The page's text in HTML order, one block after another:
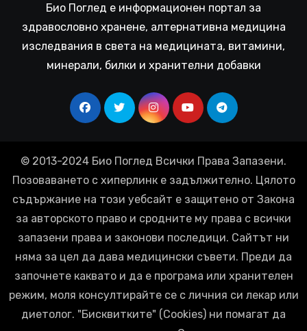
Био Поглед е информационен портал за
здравословно хранене, алтернативна медицина
изследвания в света на медицината, витамини,
минерали, билки и хранителни добавки
© 2013-2024 Био Поглед Всички Права Запазени.
Позоваването с хиперлинк е задължително. Цялото
съдържание на този уебсайт е защитено от Закона
за авторското право и сродните му права с всички
запазени права и законови последици. Сайтът ни
няма за цел да дава медицински съвети. Преди да
започнете каквато и да е програма или хранителен
режим, моля консултирайте се с личния си лекар или
диетолог. "Бисквитките" (Cookies) ни помагат да